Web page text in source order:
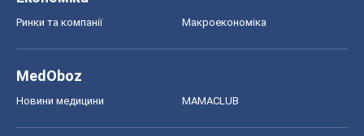
Ринки та компанії Макроекономіка
MedOboz
Новини медицини MAMACLUB